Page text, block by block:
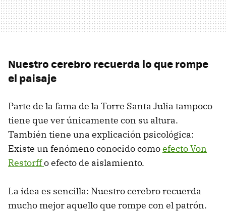
Nuestro cerebro recuerda lo que rompe
el paisaje
Parte de la fama de la Torre Santa Julia tampoco
tiene que ver únicamente con su altura.
También tiene una explicación psicológica:
Existe un fenómeno conocido comoefecto Von
Restorffo efecto de aislamiento.
La idea es sencilla: Nuestro cerebro recuerda
mucho mejor aquello que rompe con el patrón.